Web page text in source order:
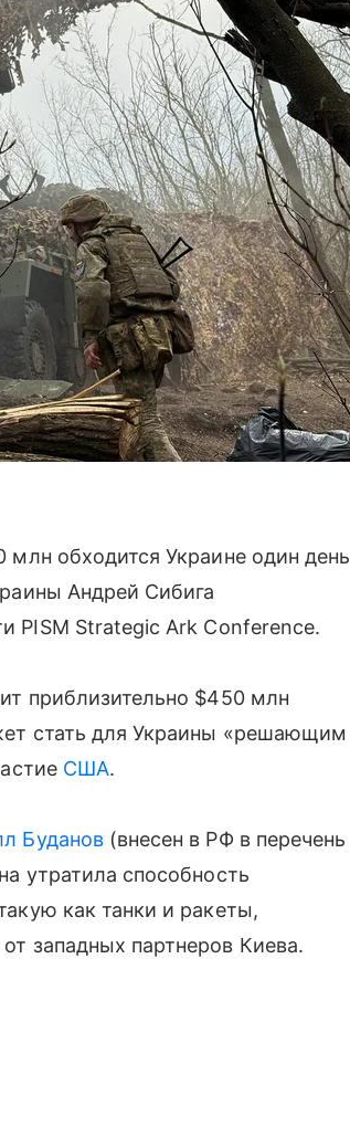
обходится Украине один день
Андрей Сибига
PISM Strategic Ark Conference.
приблизительно $450 млн
стать для Украины «решающим
США.
Буданов(внесен в РФ в перечень
утратила способность
как танки и ракеты,
западных партнеров Киева.